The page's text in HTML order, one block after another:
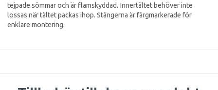
tejpade sömmar och är flamskyddad. Innertältet behöver inte
lossas när tältet packas ihop. Stängerna är färgmarkerade för
enklare montering.